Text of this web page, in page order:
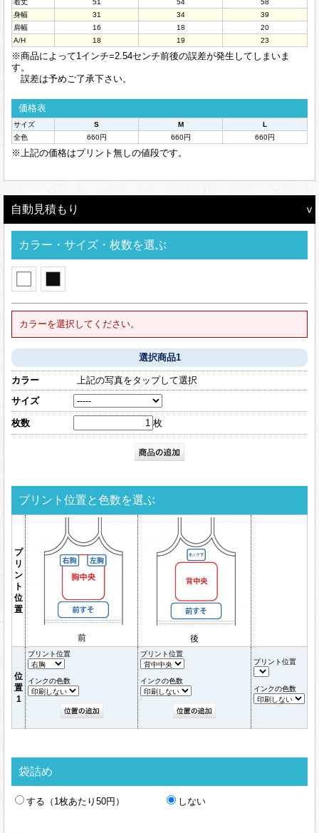
身幅
31 34
39
肩幅
16 18
20
A/H
18 19 23
※商品によって1インチ=2.54センチ前後の誤差が発生してしまいま
す。
誤差は予めご了承下さい。
価格表
サイズ S M
L
全色
660円 660円 660円
※上記の価格はプリント無しの値段です。
自動見積もり
カラー・サイズ・枚数を選ぶ
カラーを選択してください。
選択商品1
カラー
上記の写真をタップして選択
サイズ
枚数 枚
プリント位置と色数を選ぶ
プ
リ
ン
ト
位
置
前 後
位
置
1
プリント位置
インクの色数
プリント位置
インクの色数
プリント位置
インクの色数
袋詰め
する（1枚あたり50円） しない